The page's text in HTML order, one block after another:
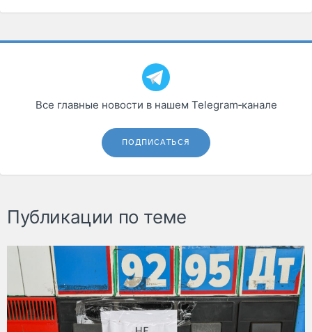
Все главные новости в нашем Telegram‑канале
ПОДПИСАТЬСЯ
Публикации по теме